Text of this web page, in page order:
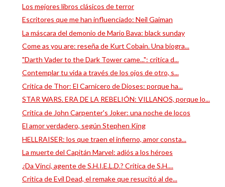
Los mejores libros clásicos de terror
Escritores que me han influenciado: Neil Gaiman
La máscara del demonio de Mario Bava: black sunday
Come as you are: reseña de Kurt Cobain. Una biogra...
"Darth Vader to the Dark Tower came...": crítica d...
Contemplar tu vida a través de los ojos de otro, s...
Crítica de Thor: El Carnicero de Dioses: porque ha...
STAR WARS. ERA DE LA REBELIÓN: VILLANOS, porque lo...
Crítica de John Carpenter's Joker: una noche de locos
El amor verdadero, según Stephen King
HELLRAISER: los que traen el infierno, amor consta...
La muerte del Capitán Marvel: adiós a los héroes
¿Da Vinci, agente de S.H.I.E.L.D.? Crítica de S.H....
Crítica de Evil Dead, el remake que resucitó al de...